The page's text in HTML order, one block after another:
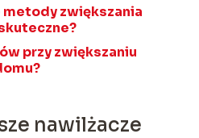
zwiększania
przy zwiększaniu
nawilżacze